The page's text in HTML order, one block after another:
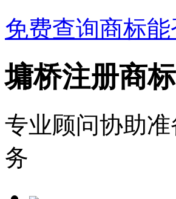
免费查询商标
墉桥注册商
专业顾问协助
务